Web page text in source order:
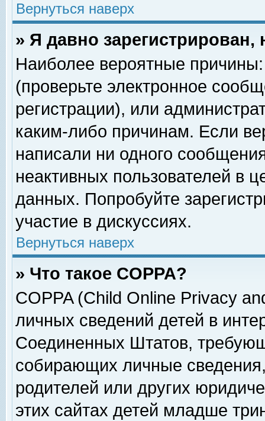
Вернуться наверх
» Я давно
Наиболее вероятные
(проверьте электронное
регистрации), или
каким-либо причинам. Если
написали ни одного
неактивных пользователей в
данных. Попробуйте
участие в дискуссиях.
Вернуться наверх
» Что такое COPPA?
COPPA (Child Online Privacy
личных сведений детей в
Соединенных Штатов,
собирающих личные
родителей или других
этих сайтах детей младше